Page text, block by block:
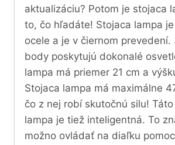
aktualizáciu? Potom je stojaca
to, čo hľadáte! Stojaca lampa
ocele a je v čiernom prevedení.
body poskytujú dokonalé
lampa má priemer 21 cm a
Stojaca lampa má maximálne
čo z nej robí skutočnú silu!
lampa je tiež inteligentná. To
možno ovládať na diaľku